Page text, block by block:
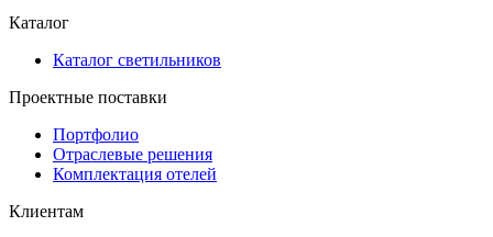
Каталог
Каталог светильников
Проектные поставки
Портфолио
Отраслевые решения
Комплектация отелей
Клиентам